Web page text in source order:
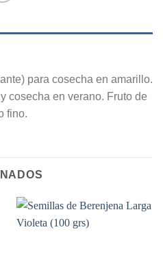
para cosecha en amarillo.
cosecha en verano. Fruto de
fino.